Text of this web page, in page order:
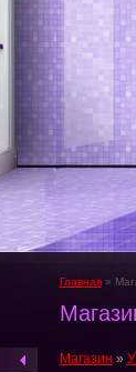
Главная»
Магазин »